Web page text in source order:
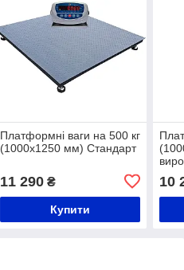
Платформні ваги на 500 кг
(1000х1250 мм) Стандарт
11 290₴
Купити
10